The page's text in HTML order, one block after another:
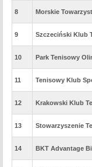
8 Morskie
9 Szczeciński Klub
10 Park Tenisowy
11 Tenisowy Klub
12 Krakowski Klub
13 Stowarzyszenie
14 BKT Advantage